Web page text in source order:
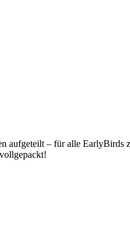
aufgeteilt – für alle EarlyBirds